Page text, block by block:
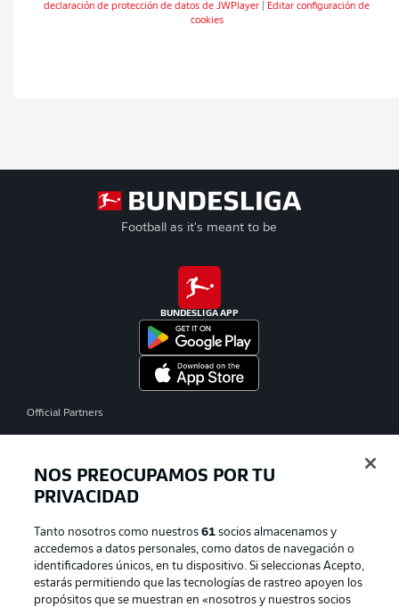
declaración de protección de datos de JWPlayer
Editar configuración de
cookies
Football as it's meant to be
BUNDESLIGA APP
Official Partners
NOS PREOCUPAMOS POR TU
PRIVACIDAD
Tanto nosotros como nuestros61 socios almacenamos y
accedemos a datos personales, como datos de navegación o
identificadores únicos, en tu dispositivo. Si seleccionas Acepto,
estarás permitiendo que las tecnologías de rastreo apoyen los
propósitos que se muestran en «nosotros y nuestros socios